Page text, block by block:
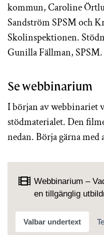
kommun, Caroline
Sandström SPSM och
Skolinspektionen.
Gunilla Fällman, SPSM.
Se webbinarium
I början av webbinariet
stödmaterialet. Den
nedan. Börja gärna med
Webbinarium –
en tillgänglig
Valbar undertext